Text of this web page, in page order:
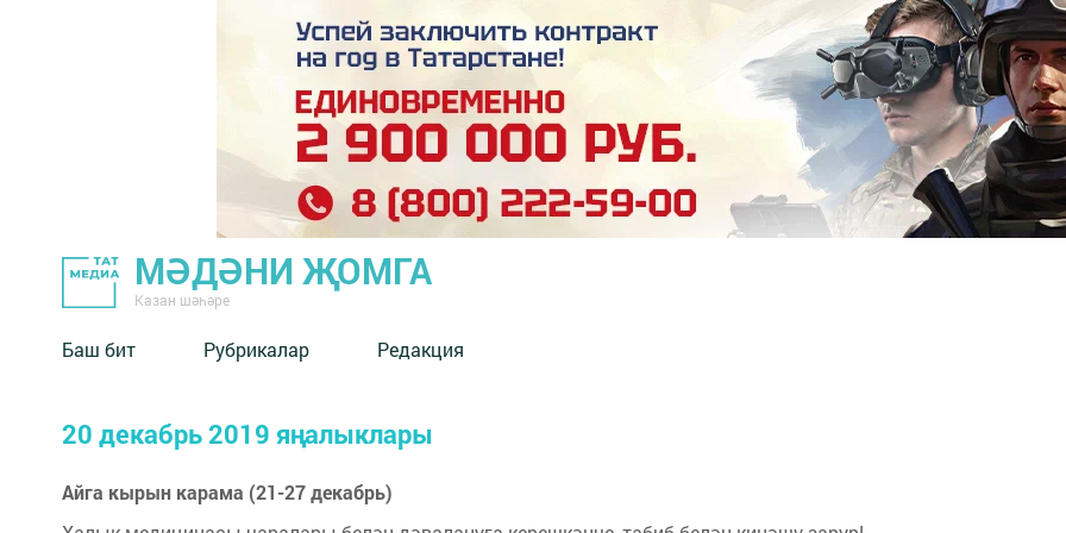
МӘДӘНИ ҖОМГА
Казан шәһәре
Баш бит Рубрикалар Редакция
20 декабрь 2019 яңалыклары
Айга кырын карама (21-27 декабрь)